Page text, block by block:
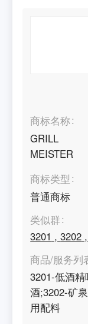
商标名称
GRILL
MEISTER
商标类型
普通商标
类似群
3201 ,3202
商品/服务列
3201-低酒
酒;3202-矿
用配料